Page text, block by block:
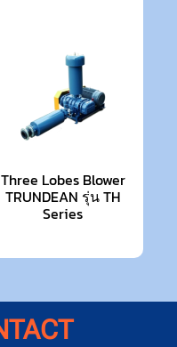
Three Lobes Blower
TRUNDEAN รุ่น TH
Series